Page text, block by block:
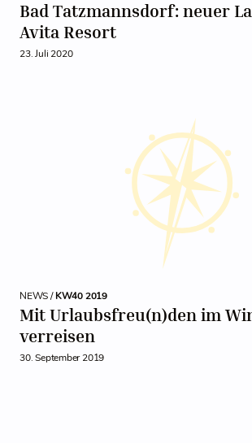
Bad Tatzmannsdorf: neuer
Avita Resort
23. Juli 2020
NEWS /KW40 2019
Mit Urlaubsfreu(n)den im
verreisen
30. September 2019